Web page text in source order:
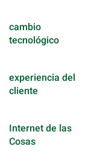
cambio
tecnológico
experiencia del
cliente
Internet de las
Cosas